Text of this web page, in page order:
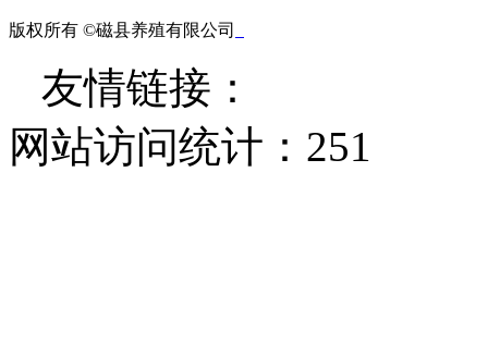
版权所有 ©磁县养殖有限公司
友情链接：
网站访问统计： 251